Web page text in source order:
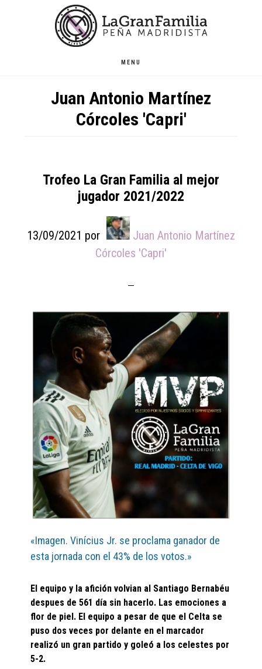
MENU
Juan Antonio Martínez
Córcoles 'Capri'
Trofeo La Gran Familia al mejor
jugador 2021/2022
13/09/2021 por
Juan Antonio Martínez
Córcoles 'Capri'
«Imagen. Vinícius Jr. se proclama ganador de
esta jornada con el 43% de los votos.»
El equipo y la afición volvian al Santiago Bernabéu
despues de 561 día sin hacerlo. Las emociones a
flor de piel. El equipo a pesar de que el Celta se
puso dos veces por delante en el marcador
realizó un gran partido y goleó a los celestes por
5-2.